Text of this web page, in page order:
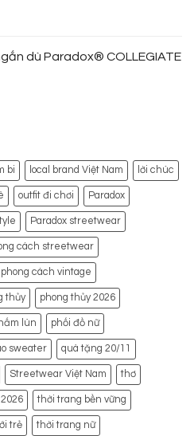
dù Paradox® COLLEGIATE
bi local brand Việt Nam lời chúc
outfit đi chơi Paradox
Paradox streetwear
cách streetwear
phong cách vintage
thủy phong thủy 2026
lùn phối đồ nữ
sweater quà tặng 20/11
Streetwear Việt Nam thơ
thời trang bền vững
trẻ thời trang nữ